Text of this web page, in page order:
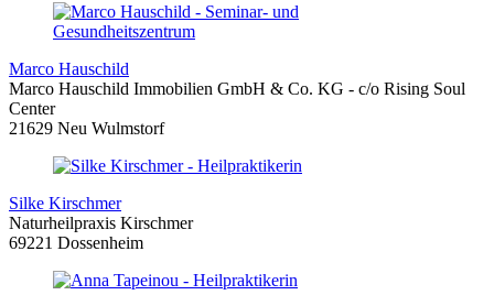
Marco Hauschild
Marco Hauschild Immobilien GmbH & Co. KG - c/o Rising Soul
Center
21629 Neu Wulmstorf
Silke Kirschmer
Naturheilpraxis Kirschmer
69221 Dossenheim